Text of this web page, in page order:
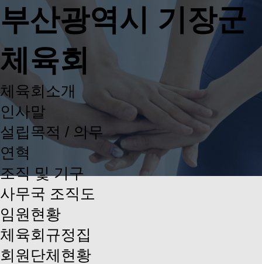
부산광역시 기장군
체육회
체육회소개
인사말
설립목적 / 의무
연혁
조직 및 기구
사무국 조직도
임원현황
체육회규정집
회원단체현황